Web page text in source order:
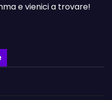
e vienici a trovare!